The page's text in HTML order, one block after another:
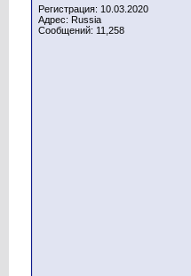
Регистрация: 10.03.2020
Адрес: Russia
Сообщений: 11,258